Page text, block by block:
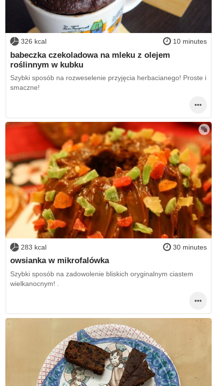
326 kcal 10 minutes
babeczka czekoladowa na mleku z olejem
roślinnym w kubku
Szybki sposób na rozweselenie przyjęcia herbacianego! Proste i
smaczne!
283 kcal 30 minutes
owsianka w mikrofalówka
Szybki sposób na zadowolenie bliskich oryginalnym ciastem
wielkanocnym! .